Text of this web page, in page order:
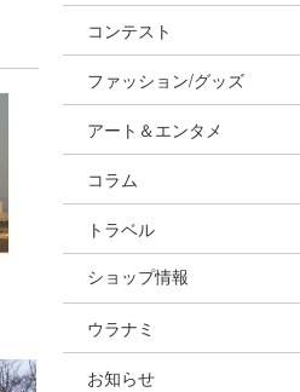
コンテスト
ファッション/グッズ
アート＆エンタメ
コラム
トラベル
ショップ情報
ショップ情報
湘南
ウラナミ
お知らせ